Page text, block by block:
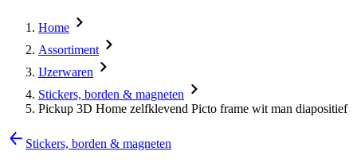
Home
Assortiment
IJzerwaren
Stickers, borden & magneten
Pickup 3D Home zelfklevend Picto frame wit man diapositief
Stickers, borden & magneten